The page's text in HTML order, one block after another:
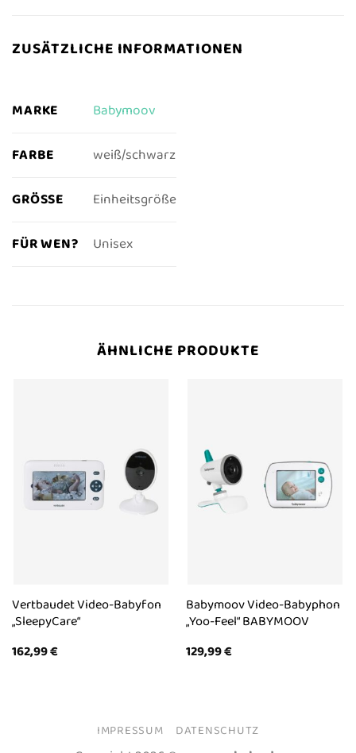
ZUSÄTZLICHE INFORMATIONEN
MARKE Babymoov
FARBE weiß/schwarz
GRÖSSE Einheitsgröße
FÜR WEN? Unisex
ÄHNLICHE PRODUKTE
Vertbaudet Video-Babyfon
„SleepyCare“
162,99€
Babymoov Video-Babyphon
„Yoo-Feel“ BABYMOOV
129,99€
IMPRESSUM DATENSCHUTZ